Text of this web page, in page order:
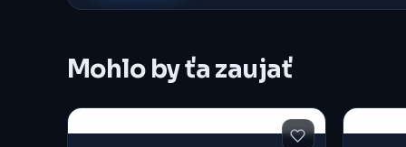
Mohlo by ťa zaujať